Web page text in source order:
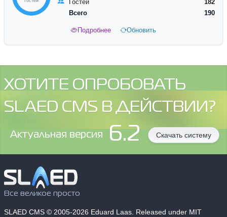
Гостей
182
Всего
190
Подробнее Обновить
ХОТИТЕ ОПРОБОВАТЬ
SLAED CMS В ДЕЙСТВИИ?
Aктуальная версия 6.2 Скачать систему
Все великое просто
SLAED CMS © 2005-2026 Eduard Laas. Released under MIT